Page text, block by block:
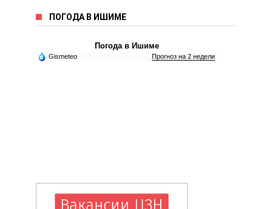
ПОГОДА В ИШИМЕ
Погода в Ишиме
Gismeteo Прогноз на 2 недели